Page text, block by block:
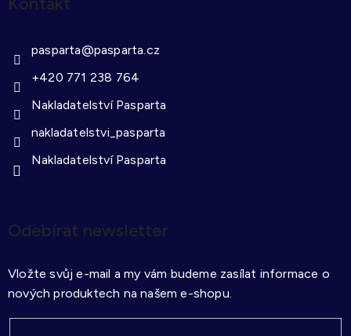
pasparta@pasparta.cz
+420 771 238 764
Nakladatelství Pasparta
nakladatelstvi_pasparta
Nakladatelství Pasparta
Odebírat newsletter
Vložte svůj e-mail a my vám budeme zasílat informace o
nových produktech na našem e-shopu.